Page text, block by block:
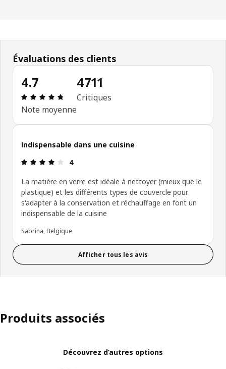
Évaluations des clients
4.7
Avis: 4.7 sur 5 étoiles. Nombre total d'avis: 4711
Note moyenne
4711
Critiques
Indispensable dans une cuisine
Avis: 4 sur 5 étoiles.
4
La matière en verre est idéale à nettoyer (mieux que le
plastique) et les différents types de couvercle pour
s'adapter à la conservation et réchauffage en font un
indispensable de la cuisine
Sabrina, Belgique
Afficher tous les avis
Produits associés
Découvrez d’autres options